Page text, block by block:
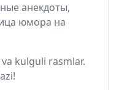
анекдоты,
юмора на
kulguli rasmlar.